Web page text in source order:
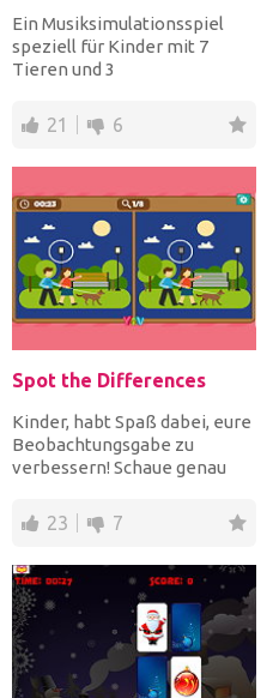
Ein Musiksimulationsspiel
speziell für Kinder mit 7
Tieren und 3
Wählen Sie ei...
21 6
Spot the Differences
Kinder, habt Spaß dabei, eure
Beobachtungsgabe zu
verbessern! Schaue genau
23 7